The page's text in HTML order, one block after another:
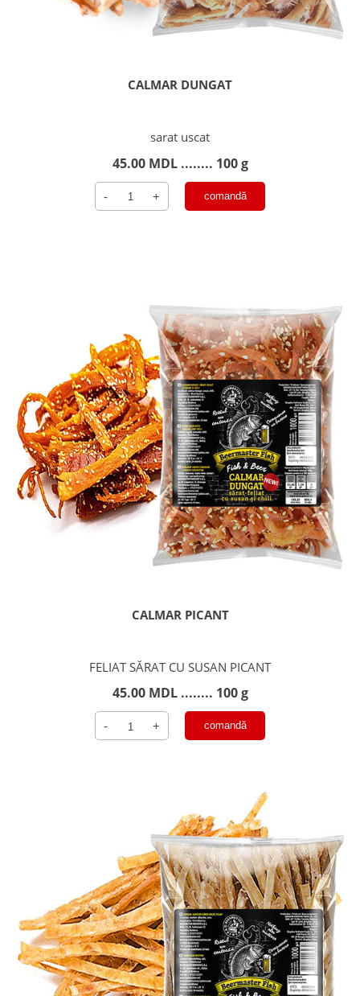
CALMAR DUNGAT
sarat uscat
45.00 MDL ........ 100 g
Cantitate
CALMAR
- + comandă
CALMAR PICANT
FELIAT SĂRAT CU SUSAN PICANT
45.00 MDL ........ 100 g
Cantitate
CALMAR
- + comandă